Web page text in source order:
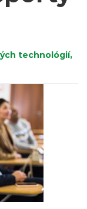
technológií,